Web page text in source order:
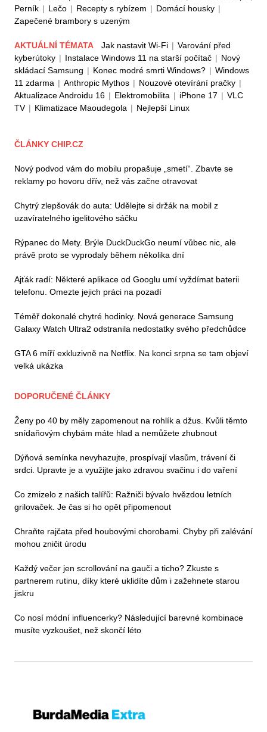
Perník | Lečo | Recepty s rybízem | Domácí housky |
Zapečené brambory s uzeným
AKTUÁLNÍ TÉMATA Jak nastavit Wi-Fi | Varování před
kyberútoky | Instalace Windows 11 na starší počítač | Nový
skládací Samsung | Konec modré smrti Windows? | Windows
11 zdarma | Anthropic Mythos | Nouzové otevírání pračky |
Aktualizace Androidu 16 | Elektromobilita | iPhone 17 | VLC
TV | Klimatizace Maoudegola | Nejlepší Linux
ČLÁNKY CHIP.CZ
Nový podvod vám do mobilu propašuje „smetí“. Zbavte se
reklamy po hovoru dřív, než vás začne otravovat
Chytrý zlepšovák do auta: Udělejte si držák na mobil z
uzavíratelného igelitového sáčku
Rýpanec do Mety. Brýle DuckDuckGo neumí vůbec nic, ale
právě proto se vyprodaly během několika dní
Ajťák radí: Některé aplikace od Googlu umí vyždímat baterii
telefonu. Omezte jejich práci na pozadí
Téměř dokonalé chytré hodinky. Nová generace Samsung
Galaxy Watch Ultra2 odstranila nedostatky svého předchůdce
GTA 6 míří exkluzivně na Netflix. Na konci srpna se tam objeví
velká ukázka
DOPORUČENÉ ČLÁNKY
Ženy po 40 by měly zapomenout na rohlík a džus. Kvůli těmto
snídaňovým chybám máte hlad a nemůžete zhubnout
Dýňová semínka nevyhazujte, prospívají vlasům, trávení či
srdci. Upravte je a využijte jako zdravou svačinu i do vaření
Co zmizelo z našich talířů: Ražniči bývalo hvězdou letních
grilovaček. Je čas si ho opět připomenout
Chraňte rajčata před houbovými chorobami. Chyby při zalévání
mohou zničit úrodu
Každý večer jen scrollování na gauči a ticho? Zkuste s
partnerem rutinu, díky které uklidíte dům i zažehnete starou
jiskru
Co nosí módní influencerky? Následující barevné kombinace
musíte vyzkoušet, než skončí léto